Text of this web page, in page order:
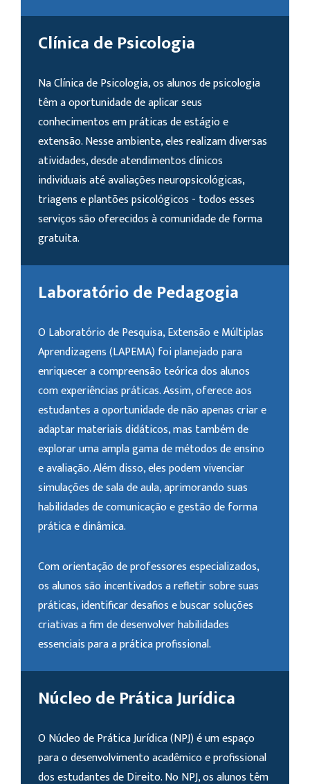
Clínica de Psicologia
Na Clínica de Psicologia, os alunos de psicologia
têm a oportunidade de aplicar seus
conhecimentos em práticas de estágio e
extensão. Nesse ambiente, eles realizam diversas
atividades, desde atendimentos clínicos
individuais até avaliações neuropsicológicas,
triagens e plantões psicológicos - todos esses
serviços são oferecidos à comunidade de forma
gratuita.
Laboratório de Pedagogia
O Laboratório de Pesquisa, Extensão e Múltiplas
Aprendizagens (LAPEMA) foi planejado para
enriquecer a compreensão teórica dos alunos
com experiências práticas. Assim, oferece aos
estudantes a oportunidade de não apenas criar e
adaptar materiais didáticos, mas também de
explorar uma ampla gama de métodos de ensino
e avaliação. Além disso, eles podem vivenciar
simulações de sala de aula, aprimorando suas
habilidades de comunicação e gestão de forma
prática e dinâmica.
Com orientação de professores especializados,
os alunos são incentivados a refletir sobre suas
práticas, identificar desafios e buscar soluções
criativas a fim de desenvolver habilidades
essenciais para a prática profissional.
Núcleo de Prática Jurídica
O Núcleo de Prática Jurídica (NPJ) é um espaço
para o desenvolvimento acadêmico e profissional
dos estudantes de Direito. No NPJ, os alunos têm